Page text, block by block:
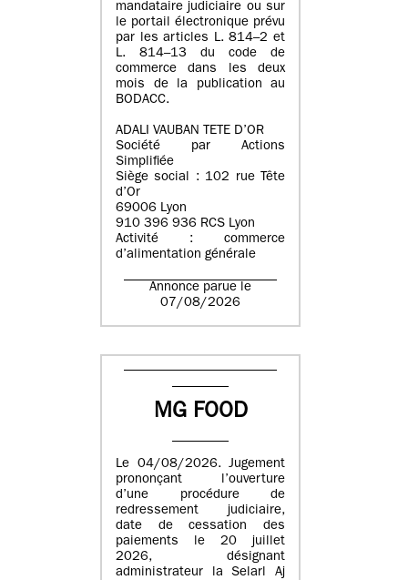
mandataire judiciaire ou sur
le portail électronique prévu
par les articles L. 814–2 et
L. 814–13 du code de
commerce dans les deux
mois de la publication au
BODACC.
ADALI VAUBAN TETE D’OR
Société par Actions
Simplifiée
Siège social : 102 rue Tête
d’Or
69006 Lyon
910 396 936 RCS Lyon
Activité : commerce
d’alimentation générale
Annonce parue le
07/08/2026
MG FOOD
Le 04/08/2026. Jugement
prononçant l’ouverture
d’une procédure de
redressement judiciaire,
date de cessation des
paiements le 20 juillet
2026, désignant
administrateur la Selarl Aj